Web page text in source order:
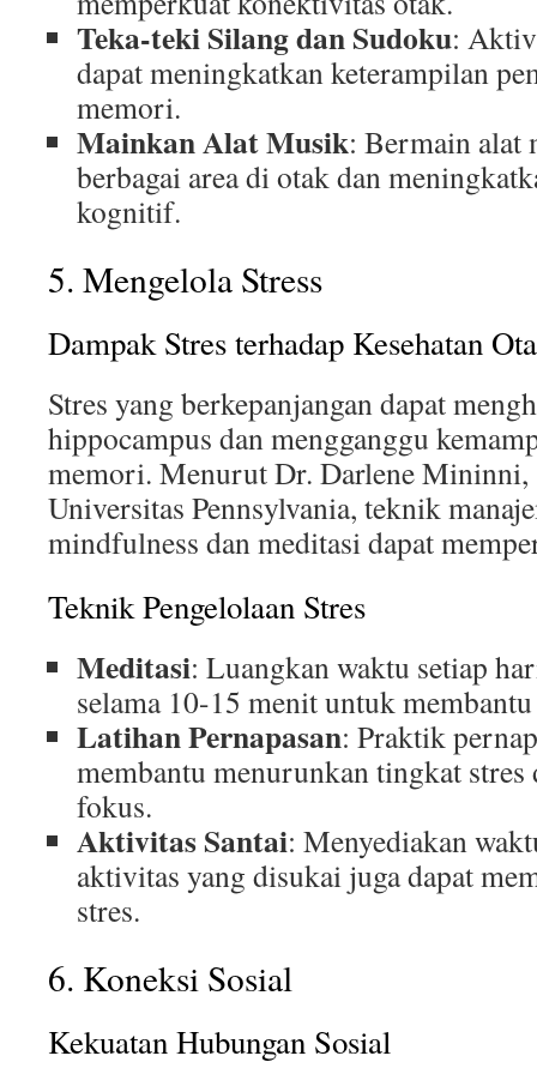
Teka-teki Silang dan Sudoku:
dapat meningkatkan keterampilan
memori.
Mainkan Alat Musik: Bermain alat
berbagai area di otak dan
kognitif.
5. Mengelola Stress
Dampak Stres terhadap Kesehatan
Stres yang berkepanjangan dapat
hippocampus dan mengganggu
memori. Menurut Dr. Darlene Mininni,
Universitas Pennsylvania, teknik
mindfulness dan meditasi dapat
Teknik Pengelolaan Stres
Meditasi: Luangkan waktu setiap
selama 10-15 menit untuk
Latihan Pernapasan: Praktik
membantu menurunkan tingkat
fokus.
Aktivitas Santai: Menyediakan
aktivitas yang disukai juga dapat
stres.
6. Koneksi Sosial
Kekuatan Hubungan Sosial